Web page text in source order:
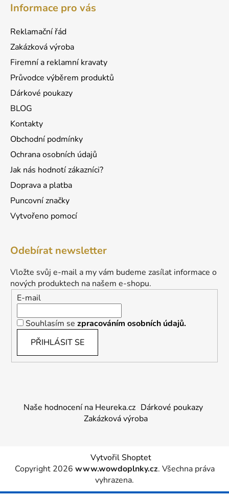
Informace pro vás
Reklamační řád
Zakázková výroba
Firemní a reklamní kravaty
Průvodce výběrem produktů
Dárkové poukazy
BLOG
Kontakty
Obchodní podmínky
Ochrana osobních údajů
Jak nás hodnotí zákazníci?
Doprava a platba
Puncovní značky
Vytvořeno pomocí
Odebírat newsletter
Vložte svůj e-mail a my vám budeme zasílat informace o
nových produktech na našem e-shopu.
E-mail
Souhlasím se zpracováním osobních údajů.
PŘIHLÁSIT SE
Naše hodnocení na Heureka.cz Dárkové poukazy
Zakázková výroba
Vytvořil Shoptet
Copyright 2026 www.wowdoplnky.cz. Všechna práva
vyhrazena.